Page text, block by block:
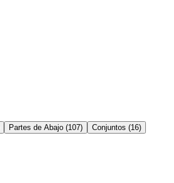
Partes de Abajo (107) Conjuntos (16)